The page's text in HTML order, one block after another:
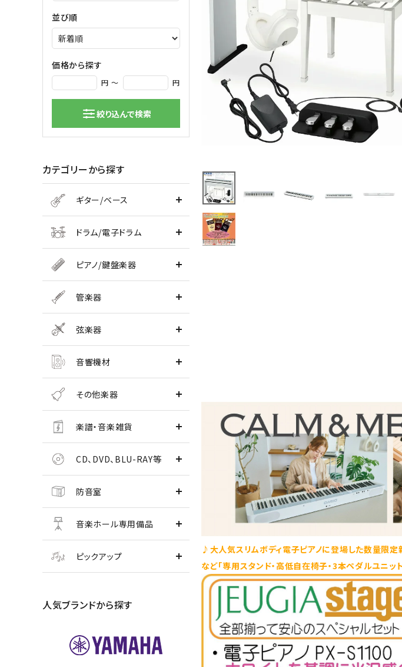
弦楽器小物
マイク
並び順
価格から探す
円 ～ 円
絞り込んで検索
カテゴリーから探す
ギター/ベース
ドラム/電子ドラム
ピアノ/鍵盤楽器
管楽器
弦楽器
音響機材
その他楽器
楽譜・音楽雑貨
CD、DVD、BLU-RAY等
防音室
音楽ホール専用備品
ピックアップ
人気ブランドから探す
♪大人気スリムボディ電子ピアノに登場した数量限定
など「専用スタンド・高低自在椅子・3本ペダルユニ